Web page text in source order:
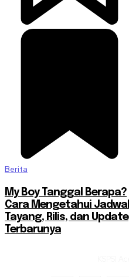
Berita
My Boy Tanggal Berapa?
Cara Mengetahui Jadwal
Tayang, Rilis, dan Update
Terbarunya